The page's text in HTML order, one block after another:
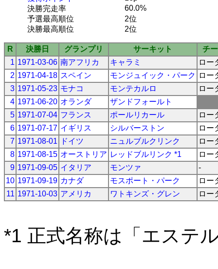
決勝完走率
60.0%
予選最高順位
2位
決勝最高順位
2位
R 決勝日 グランプリ サーキット
チ
1 1971-03-06 南アフリカ キャラミ
ロー
2 1971-04-18 スペイン モンジュイック・パーク
ロー
3 1971-05-23 モナコ モンテカルロ
ロー
4 1971-06-20 オランダ
ザンドフォールト
5 1971-07-04 フランス ポールリカール
ロー
6 1971-07-17 イギリス シルバーストン
ロー
7 1971-08-01 ドイツ ニュルブルクリンク
ロー
8 1971-08-15 オーストリア レッドブルリンク *1
ロー
9 1971-09-05 イタリア モンツァ
-
10 1971-09-19 カナダ モスポート・パーク
ロー
11 1971-10-03 アメリカ ワトキンズ・グレン ロー
*1 正式名称は「エステ